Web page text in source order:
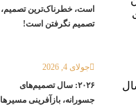
است، خطرناک‌ترین تصمیم،
تصمیم نگرفتن است!
جولای 4, 2026
۲۰۲۶: سال تصمیم‌های
جسورانه، بازآفرینی مسیرها